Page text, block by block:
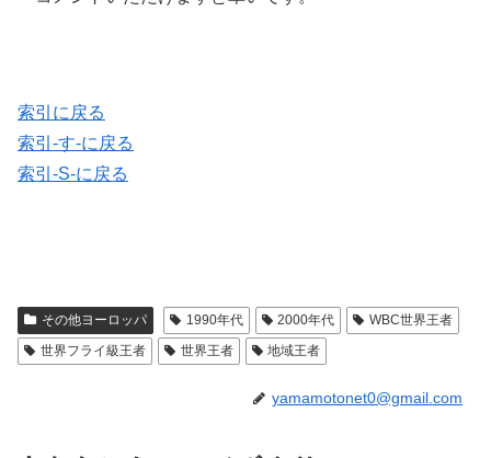
索引に戻る
索引-す-に戻る
索引-S-に戻る
その他ヨーロッパ 1990年代 2000年代
WBC世界王者
世界フライ級王者
世界王者 地域王者
yamamotonet0@gmail.com